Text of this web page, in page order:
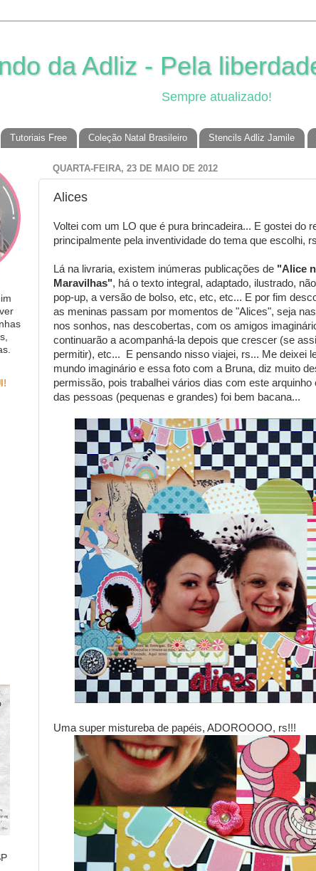
da Adliz - Pela
Sempre atualizado!
Tutoriais Free Coleção Natal Brasileiro Stencils Adliz Jamile
QUARTA-FEIRA, 23 DE MAIO DE 2012
Alices
Voltei com um LO que é pura brincadeira... E gostei do
principalmente pela inventividade do tema que escolhi,
Lá na livraria, existem inúmeras publicações de "Alice
Maravilhas", há o texto integral, adaptado, ilustrado,
pop-up, a versão de bolso, etc, etc, etc... E por fim
as meninas passam por momentos de "Alices", seja
nos sonhos, nas descobertas, com os amigos
continuarão a acompanhá-la depois que crescer (se
permitir), etc... E pensando nisso viajei, rs... Me deixei
mundo imaginário e essa foto com a Bruna, diz muito
permissão, pois trabalhei vários dias com este arquinho
das pessoas (pequenas e grandes) foi bem bacana...
Uma super mistureba de papéis, ADOROOOO, rs!!!